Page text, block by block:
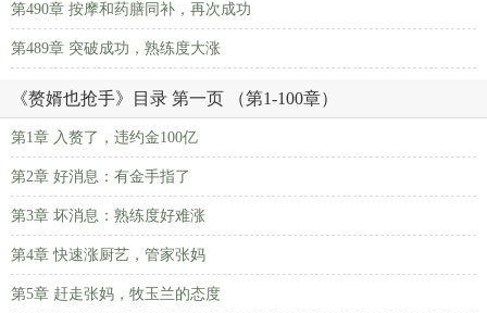
第490章 按摩和药膳同补，再次成功
第489章 突破成功，熟练度大涨
《赘婿也抢手》目录 第一页 （第1-100章）
第1章 入赘了，违约金100亿
第2章 好消息：有金手指了
第3章 坏消息：熟练度好难涨
第4章 快速涨厨艺，管家张妈
第5章 赶走张妈，牧玉兰的态度